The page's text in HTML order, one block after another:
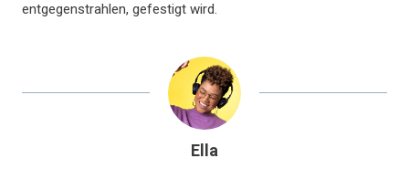
entgegenstrahlen, gefestigt wird.
Ella